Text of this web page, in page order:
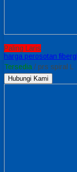
Paling Laris
harga perosotan
Tersedia / prs spiral L
Hubungi Kami